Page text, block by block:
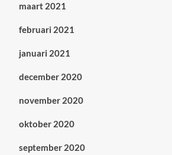
maart 2021
februari 2021
januari 2021
december 2020
november 2020
oktober 2020
september 2020